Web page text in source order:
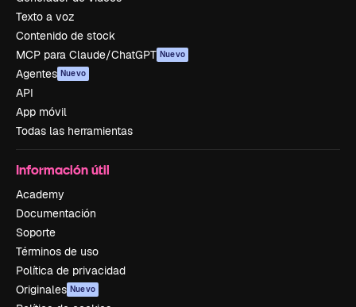
Texto a voz
Contenido de stock
MCP para Claude/ChatGPT Nuevo
Agentes Nuevo
API
App móvil
Todas las herramientas
Información útil
Academy
Documentación
Soporte
Términos de uso
Política de privacidad
Originales Nuevo